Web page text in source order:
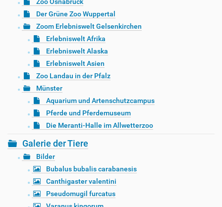
Zoo Osnabrück
Der Grüne Zoo Wuppertal
Zoom Erlebniswelt Gelsenkirchen
Erlebniswelt Afrika
Erlebniswelt Alaska
Erlebniswelt Asien
Zoo Landau in der Pfalz
Münster
Aquarium und Artenschutzcampus
Pferde und Pferdemuseum
Die Meranti-Halle im Allwetterzoo
Galerie der Tiere
Bilder
Bubalus bubalis carabanesis
Canthigaster valentini
Pseudomugil furcatus